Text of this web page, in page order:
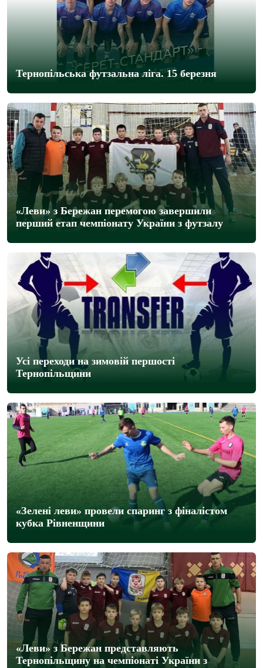
Тернопільська футзальна ліга. 15 березня
«Леви» з Бережан перемогою завершили
перший етап чемпіонату України з футзалу
Усі переходи на зимовій першості
Тернопільщини
«Зелені леви» провели спаринг з фіналістом
кубка Рівненщини
«Леви» з Бережан представляють
Тернопільщину на чемпіонаті України з